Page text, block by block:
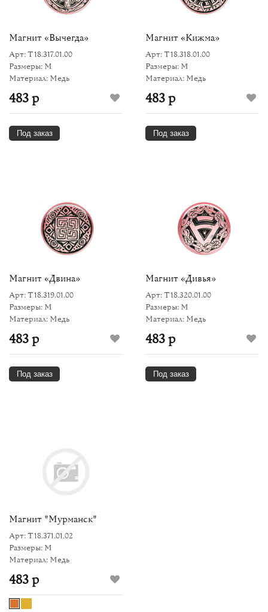
Магнит «Вычегда»
Арт: Т18.317.01.00
Размеры: M
Материал: Медь
483 р
Под заказ
Магнит «Кижма»
Арт: Т18.318.01.00
Размеры: M
Материал: Медь
483 р
Под заказ
Магнит «Двина»
Арт: Т18.319.01.00
Размеры: M
Материал: Медь
483 р
Под заказ
Магнит «Дивья»
Арт: Т18.320.01.00
Размеры: M
Материал: Медь
483 р
Под заказ
Магнит "Мурманск"
Арт: Т18.371.01.02
Размеры: M
Материал: Медь
483 р